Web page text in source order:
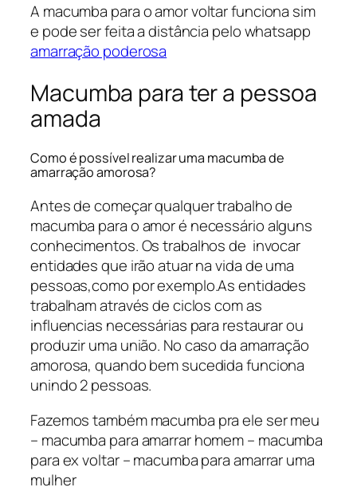
A macumba para o amor voltar funciona sim
e pode ser feita a distância pelo whatsapp
amarração poderosa
Macumba para ter a pessoa
amada
Como é possível realizar uma macumba de
amarração amorosa?
Antes de começar qualquer trabalho de
macumba para o amor é necessário alguns
conhecimentos. Os trabalhos de invocar
entidades que irão atuar na vida de uma
pessoas,como por exemplo.As entidades
trabalham através de ciclos com as
influencias necessárias para restaurar ou
produzir uma união. No caso da amarração
amorosa, quando bem sucedida funciona
unindo 2 pessoas.
Fazemos também macumba pra ele ser meu
– macumba para amarrar homem – macumba
para ex voltar – macumba para amarrar uma
mulher